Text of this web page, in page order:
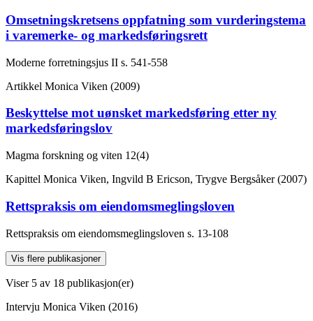
Omsetningskretsens oppfatning som vurderingstema
i varemerke- og markedsføringsrett
Moderne forretningsjus II s. 541-558
Artikkel Monica Viken (2009)
Beskyttelse mot uønsket markedsføring etter ny
markedsføringslov
Magma forskning og viten 12(4)
Kapittel Monica Viken, Ingvild B Ericson, Trygve Bergsåker (2007)
Rettspraksis om eiendomsmeglingsloven
Rettspraksis om eiendomsmeglingsloven s. 13-108
Vis flere publikasjoner
Viser 5 av 18 publikasjon(er)
Intervju Monica Viken (2016)